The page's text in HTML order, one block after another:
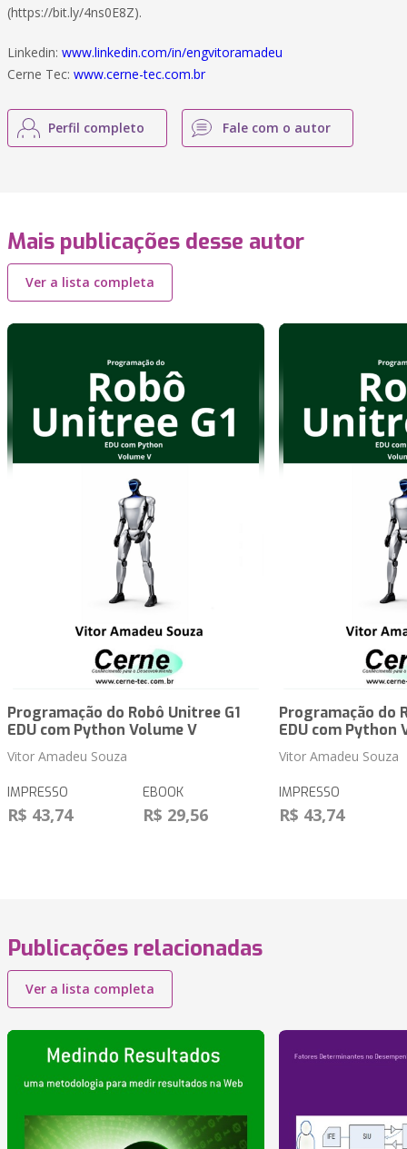
(https://bit.ly/4ns0E8Z).
Linkedin: www.linkedin.com/in/engvitoramadeu
Cerne Tec: www.cerne-tec.com.br
Perfil completo Fale com o autor
Mais publicações desse autor
Ver a lista completa
Programação do Robô Unitree G1
EDU com Python Volume V
Vitor Amadeu Souza
IMPRESSO
R$ 43,74
EBOOK
R$ 29,56
Programação do
EDU com Python
Vitor Amadeu Souza
IMPRESSO
R$ 43,74
Publicações relacionadas
Ver a lista completa